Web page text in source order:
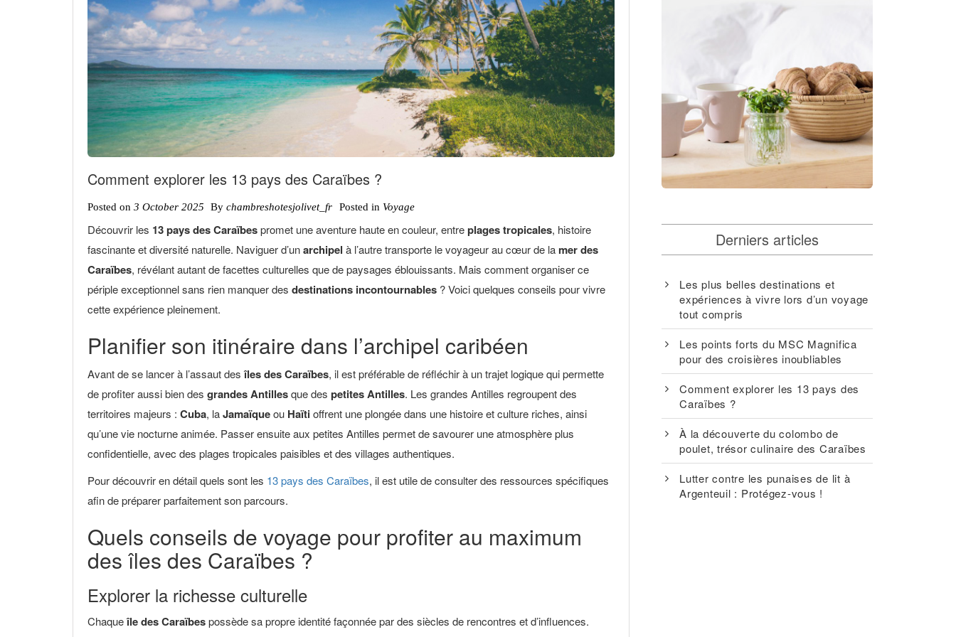
Comment explorer les 13 pays des Caraïbes ?
Posted on 3 October 2025 By chambreshotesjolivet_fr Posted in Voyage
Découvrir les 13 pays des Caraïbespromet une aventure haute en couleur, entreplages tropicales, histoire
fascinante et diversité naturelle. Naviguer d’unarchipel à l’autre transporte le voyageur au cœur de la mer des
Caraïbes, révélant autant de facettes culturelles que de paysages éblouissants. Mais comment organiser ce
périple exceptionnel sans rien manquer des destinations incontournables ? Voici quelques conseils pour vivre
cette expérience pleinement.
Planifier son itinéraire dans l’archipel caribéen
Avant de se lancer à l’assaut desîles des Caraïbes, il est préférable de réfléchir à un trajet logique qui permette
de profiter aussi bien des grandes Antillesque des petites Antilles. Les grandes Antilles regroupent des
territoires majeurs : Cuba, laJamaïqueou Haïtioffrent une plongée dans une histoire et culture riches, ainsi
qu’une vie nocturne animée. Passer ensuite aux petites Antilles permet de savourer une atmosphère plus
confidentielle, avec des plages tropicales paisibles et des villages authentiques.
Pour découvrir en détail quels sont les 13 pays des Caraïbes, il est utile de consulter des ressources spécifiques
afin de préparer parfaitement son parcours.
Quels conseils de voyage pour profiter au maximum
des îles des Caraïbes ?
Explorer la richesse culturelle
Chaqueîle des Caraïbespossède sa propre identité façonnée par des siècles de rencontres et d’influences.
Derniers articles
Les plus belles destinations et
expériences à vivre lors d’un voyage
tout compris
Les points forts du MSC Magnifica
pour des croisières inoubliables
Comment explorer les 13 pays des
Caraïbes ?
À la découverte du colombo de
poulet, trésor culinaire des Caraïbes
Lutter contre les punaises de lit à
Argenteuil : Protégez-vous !